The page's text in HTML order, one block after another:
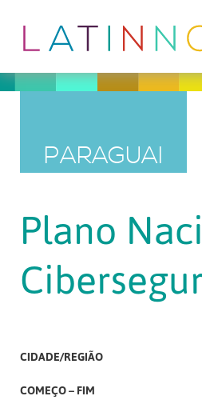
PARAGUAI
Plano
CIDADE/REGIÃO
COMEÇO – FIM